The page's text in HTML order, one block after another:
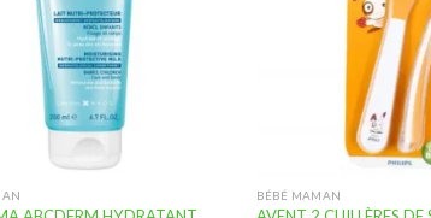
BÉBÉ MAMAN